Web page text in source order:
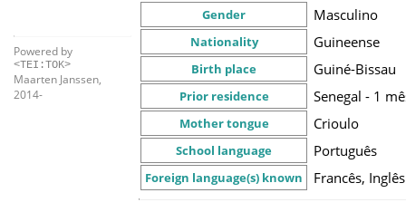
Powered by
<TEI:TOK>
Maarten Janssen,
2014-
Gender Masculino
Nationality Guineense
Birth place Guiné-Bissau
Prior residence Senegal - 1
Mother tongue Crioulo
School language Português
Foreign language(s) known Francês, Inglês